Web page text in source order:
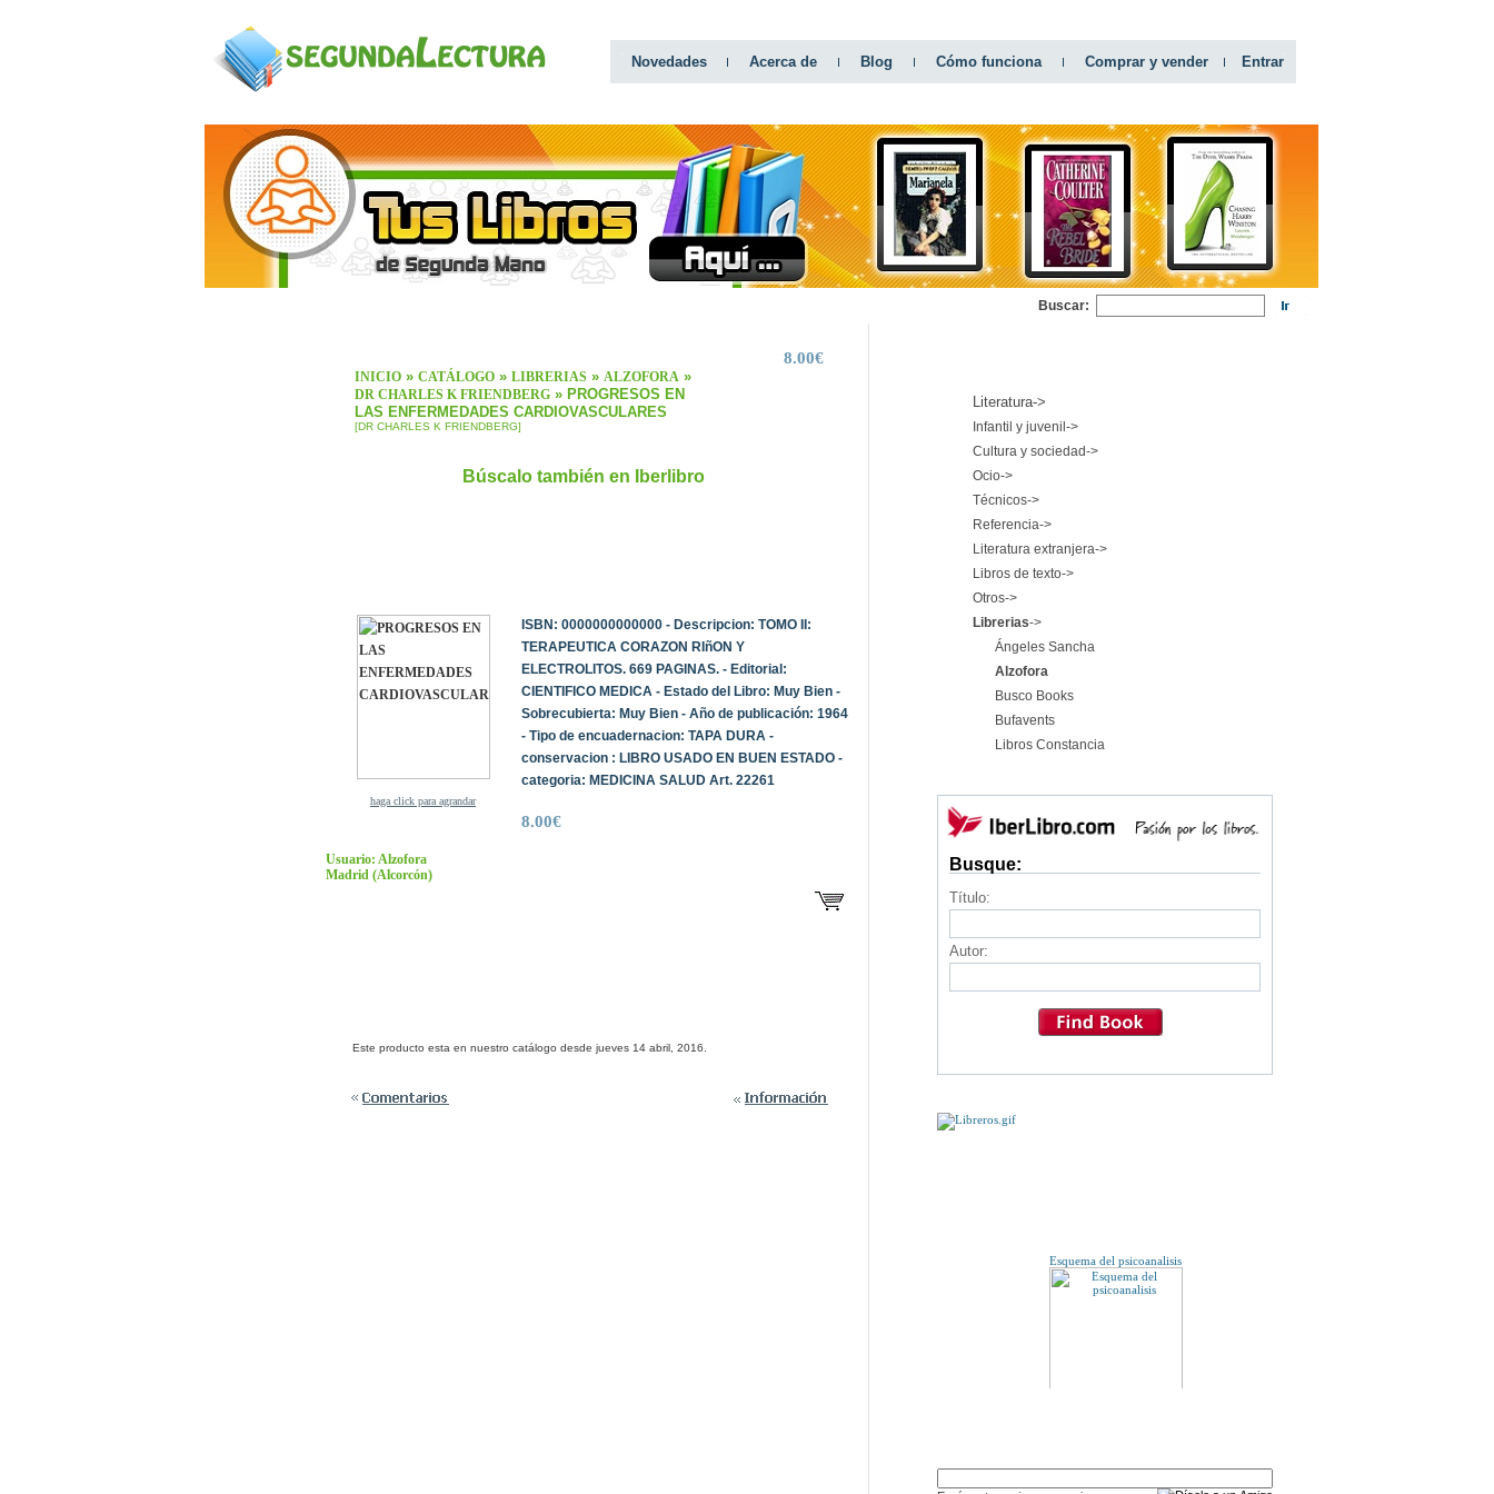
Novedades Acerca de Blog Cómo funciona Comprar y vender Entrar
Buscar:
INICIO» CATÁLOGO» LIBRERIAS» ALZOFORA»
DR CHARLES K FRIENDBERG» PROGRESOS EN
LAS ENFERMEDADES CARDIOVASCULARES
[DR CHARLES K FRIENDBERG]
8.00€
Búscalo también en Iberlibro
haga click para agrandar
ISBN: 0000000000000 - Descripcion: TOMO II:
TERAPEUTICA CORAZON RIñON Y
ELECTROLITOS. 669 PAGINAS. - Editorial:
CIENTIFICO MEDICA - Estado del Libro: Muy Bien -
Sobrecubierta: Muy Bien - Año de publicación: 1964
- Tipo de encuadernacion: TAPA DURA -
conservacion : LIBRO USADO EN BUEN ESTADO -
categoria: MEDICINA SALUD Art. 22261
8.00€
Usuario: Alzofora
Madrid(Alcorcón)
Este producto esta en nuestro catálogo desde jueves 14 abril, 2016.
Literatura->
Infantil y juvenil->
Cultura y sociedad->
Ocio->
Técnicos->
Referencia->
Literatura extranjera->
Libros de texto->
Otros->
Librerias->
Ángeles Sancha
Alzofora
Busco Books
Bufavents
Libros Constancia
Busque:
Título:
Autor: